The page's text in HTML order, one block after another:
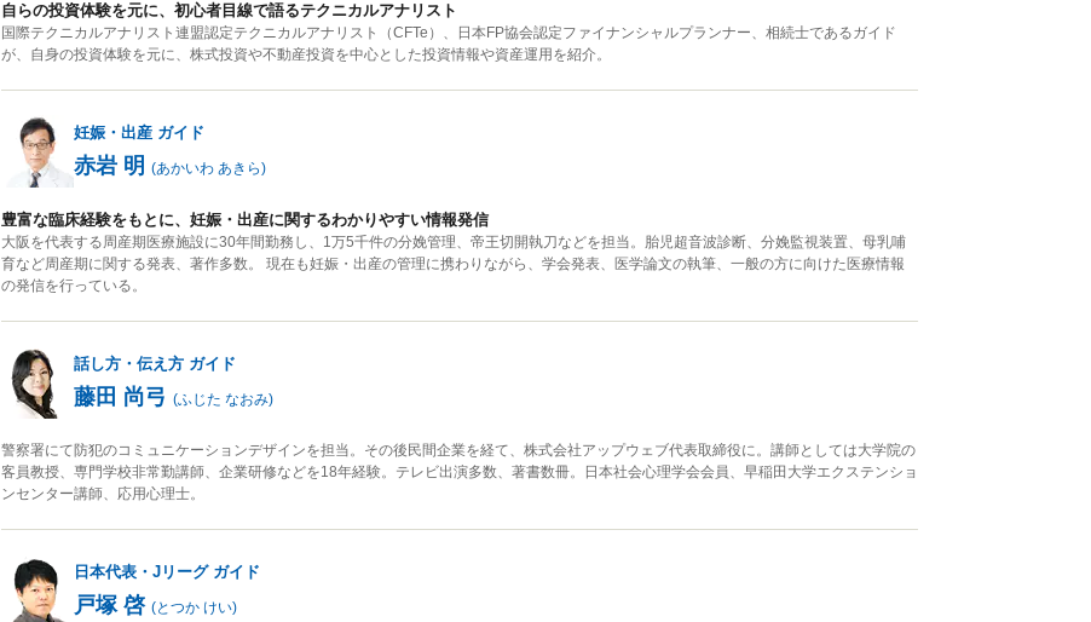
自らの投資体験を元に、初心者目線で語るテクニカルアナリスト
国際テクニカルアナリスト連盟認定テクニカルアナリスト（CFTe）、日本FP協会認定ファイナンシャルプランナー、相続士であるガイド
が、自身の投資体験を元に、株式投資や不動産投資を中心とした投資情報や資産運用を紹介。
妊娠・出産 ガイド
赤岩 明 (あかいわ あきら)
豊富な臨床経験をもとに、妊娠・出産に関するわかりやすい情報発信
大阪を代表する周産期医療施設に30年間勤務し、1万5千件の分娩管理、帝王切開執刀などを担当。胎児超音波診断、分娩監視装置、母乳哺
育など周産期に関する発表、著作多数。 現在も妊娠・出産の管理に携わりながら、学会発表、医学論文の執筆、一般の方に向けた医療情報
の発信を行っている。
話し方・伝え方 ガイド
藤田 尚弓 (ふじた なおみ)
警察署にて防犯のコミュニケーションデザインを担当。その後民間企業を経て、株式会社アップウェブ代表取締役に。講師としては大学院の
客員教授、専門学校非常勤講師、企業研修などを18年経験。テレビ出演多数、著書数冊。日本社会心理学会会員、早稲田大学エクステンショ
ンセンター講師、応用心理士。
日本代表・Jリーグガイド
戸塚 啓 (とつか けい)